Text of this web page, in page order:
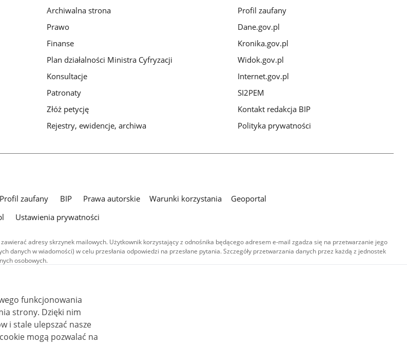
Archiwalna strona
Prawo
Finanse
Plan działalności Ministra Cyfryzacji
Konsultacje
Patronaty
Złóż petycję
Rejestry, ewidencje, archiwa
Profil zaufany
Dane.gov.pl
Kronika.gov.pl
Widok.gov.pl
Internet.gov.pl
SI2PEM
Kontakt redakcja BIP
Polityka prywatności
Profil zaufany BIP Prawa autorskie Warunki korzystania
Geoportal
Ustawienia prywatności
adresy skrzynek mailowych. Użytkownik korzystający z odnośnika będącego adresem e-mail zgadza się na przetwarzanie jego
danych w wiadomości) w celu przesłania odpowiedzi na przesłane pytania. Szczegóły przetwarzania danych przez każdą z jednostek
osobowych.
(z wyłączeniem treści audiowizualnych), są
Commons: uznanie autorstwa - na tych samych
audiowizualne, w tym zdjęcia, materiały audio i wideo,
Commons: uznanie autorstwa użycie niekomercyjne -
NC-ND 4.0), o ile nie jest to stwierdzone inaczej.
funkcjonowania
Dzięki nim
i stale ulepszać nasze